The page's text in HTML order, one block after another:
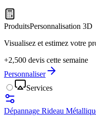
ProduitsPersonnalisation 3D
Visualisez et estimez votre
+2,500 devis cette semaine
Personnaliser
Services
Dépannage Rideau